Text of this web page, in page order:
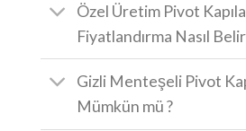
Özel Üretim Pivot
Fiyatlandırma Nasıl
Gizli Menteşeli Pivot
Mümkün mü ?